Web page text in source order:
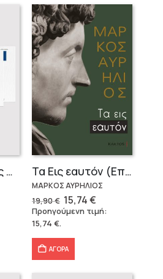
Σειρά Πλάτωνος Πολιτεία Τα Εις εαυτόν (Επίτομο) – Μάρκος Αυρήλιος
ΜΑΡΚΟΣ ΑΥΡΗΛΙΟΣ
19,90€ Original
price
was:
15,74€Η
τρέχουσα
τιμή
Προηγούμενη τιμή:
15,74 €.
ΑΓΟΡΑ